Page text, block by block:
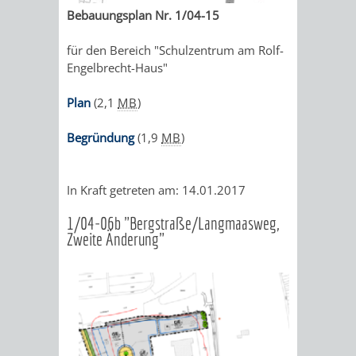
FÖRDERSCHULE
DER
UNTEREN
DENKMALSCHUTZBEHÖRDE
SATZUNGEN
BEREICH
GENEHMIGUNGSVERFAHREN
DES
OFFENEN
DENKMALS
AUFSTELLUNGSVERFAHREN
GESTALTUNGSSATZUNGEN
AUFSTELLUNGSVERFAHREN
GESTALTUNGSSATZUNGEN
WEITERE
STÄDTEBAULICHE
Bebauungsplan Nr. 1/04-15
für den Bereich "Schulzentrum am Rolf-
Engelbrecht-Haus"
Plan (2,1 MB)
Begründung(1,9 MB)
In Kraft getreten am: 14.01.2017
1/04-06b "Bergstraße/Langmaasweg,
Zweite Änderung"